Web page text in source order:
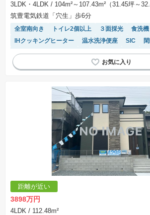
3LDK・4LDK / 104m²～107.43m²（31.45坪～
筑豊電気鉄道「穴生」歩6分
全室南向き トイレ2個以上 ３面採光 食洗機
IHクッキングヒーター
温水洗浄便座 SIC
モニター付きインターホン
キッチン収納が多い
システムキッチン
陽当り良好
接面道路の幅が
距離が近い
3898万円
4LDK / 112.48m²